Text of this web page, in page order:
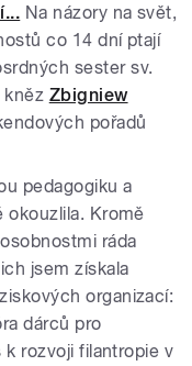
Na názory na svět,
co 14 dní ptají
sester sv.
kněz Zbigniew
pořadů
pedagogiku a
okouzlila. Kromě
ráda
jsem získala
organizací:
dárců pro
k rozvoji filantropie v